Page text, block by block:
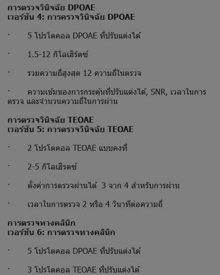
การตรวจวินิจฉัย DPOAE
เวอร์ชัน 4: การครวจวินิจฉัย DPOAE
· 5 โปรโตคอล DPOAE ที่ปรับแต่งได้
· 1.5-12 กิโลเฮิร์ตซ์
· รวมความถี่สูงสุด 12 ความถี่ในตรวจ
· ความเข้มของการกระตุ้นที่ปรับแต่งได้, SNR, เวลาในการ
ตรวจ และจำนวนความถี่ในการผ่าน
การตรวจวินิจฉัย TEOAE
เวอร์ชัน 5: การตรวจวินิจฉัย TEOAE
· 2 โปรโตคอล TEOAE แบบคงที่
· 2-5 กิโลเฮิรตซ์
· ตั้งค่าการตรวจผ่านได้ 3 จาก 4 สำหรับการผ่าน
· เวลาในการตรวจ 2 หรือ 4 วินาทีต่อความถี่
การตรวจทางคลินิก
เวอร์ชัน 6: การตรวจทางคลินิก
· 5 โปรโตคอล DPOAE ที่ปรับแต่งได้
· 3 โปรโตคอล TEOAE ที่ปรับแต่งได้